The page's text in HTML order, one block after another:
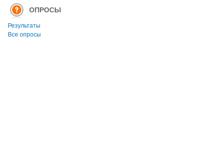
ОПРОСЫ
Результаты
Все опросы